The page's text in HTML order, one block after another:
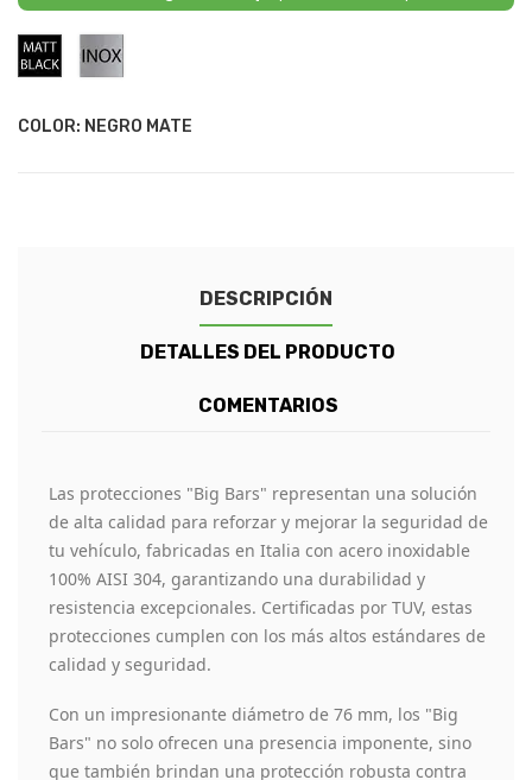
COLOR: NEGRO MATE
Negro
Mate
DESCRIPCIÓN
DETALLES DEL PRODUCTO
COMENTARIOS
Las protecciones "Big Bars" representan una solución
de alta calidad para reforzar y mejorar la seguridad de
tu vehículo, fabricadas en Italia con acero inoxidable
100% AISI 304, garantizando una durabilidad y
resistencia excepcionales. Certificadas por TUV, estas
protecciones cumplen con los más altos estándares de
calidad y seguridad.
Con un impresionante diámetro de 76 mm, los "Big
Bars" no solo ofrecen una presencia imponente, sino
que también brindan una protección robusta contra